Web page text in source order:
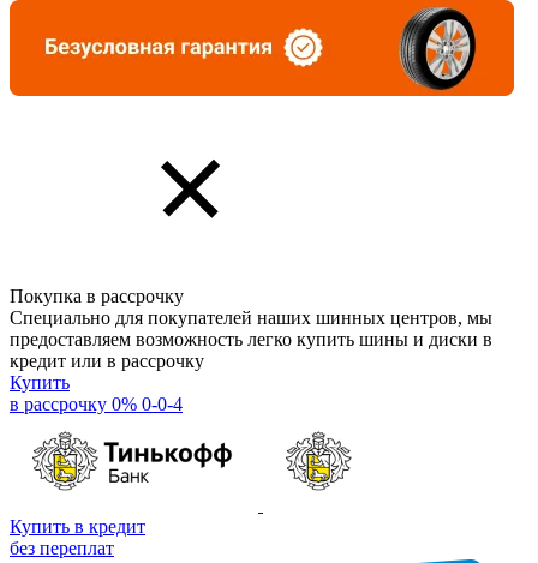
Покупка в рассрочку
Специально для покупателей наших шинных центров, мы
предоставляем возможность легко купить шины и диски в
кредит или в рассрочку
Купить
в рассрочку 0% 0-0-4
Купить в кредит
без переплат